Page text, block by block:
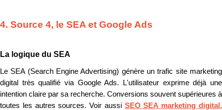
4. Source 4, le SEA et Google Ads
La logique du SEA
Le SEA (Search Engine Advertising) génère un trafic site marketing
digital très qualifié via Google Ads. L'utilisateur exprime déjà une
intention claire par sa recherche. Conversions souvent supérieures à
toutes les autres sources. Voir aussi SEO SEA marketing digital,